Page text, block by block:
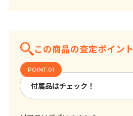
この商品の査定ポイント
付属品はチェック！